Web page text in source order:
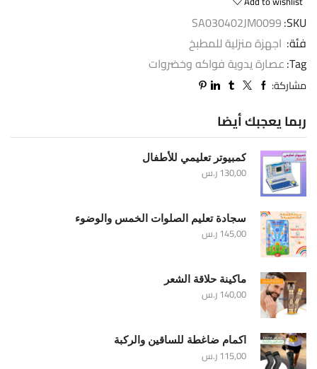
SKU:
SA030402JM0099
فئة: اجهزة منزلية للمطبخ
Tag: عصارة يدوية فواكه وخضروات
مشاركة:
ربما يعجبك أيضا
كمبيوتر تعليمي للأطفال
130,00ر.س
سجادة تعليم الصلوات الخمس والوضوء
145,00ر.س
ماكينة حلاقة الشعر
140,00ر.س
اكمام ضاغطة للساقين والركبة
115,00ر.س